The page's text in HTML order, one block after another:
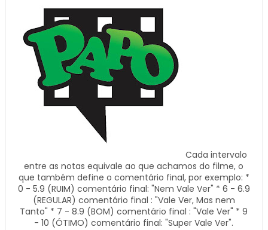
Cada intervalo
entre as notas equivale ao que achamos do filme, o
que também define o comentário final, por exemplo: *
0 - 5.9 (RUIM) comentário final: "Nem Vale Ver" * 6 - 6.9
(REGULAR) comentário final : "Vale Ver, Mas nem
Tanto" * 7 - 8.9 (BOM) comentário final : "Vale Ver" * 9
- 10 (ÓTIMO) comentário final: "Super Vale Ver".